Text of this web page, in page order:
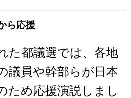
ら応援
た都議選では、各地
議員や幹部らが日本
ため応援演説しまし